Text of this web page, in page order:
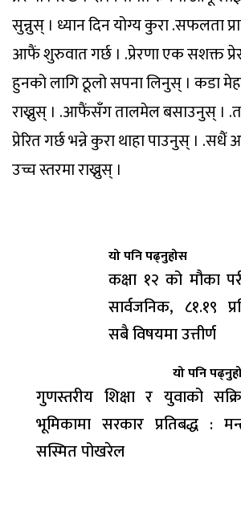
यो पनि पढ्नुहोस
कक्षा १२ को मौका
सार्वजनिक, ८१.१९
सबै विषयमा उत्तीर्ण
यो पनि
गुणस्तरीय शिक्षा र युवाको
भूमिकामा सरकार प्रतिबद्ध :
सस्मित पोखरेल